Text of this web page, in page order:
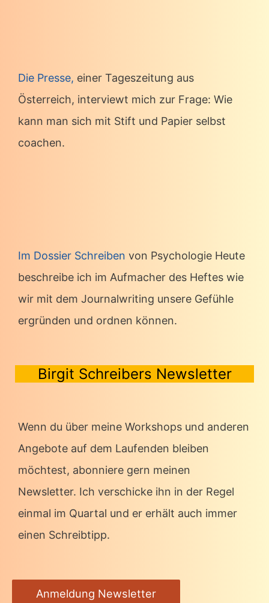
Die Presse, einer Tageszeitung aus
Österreich, interviewt mich zur Frage: Wie
kann man sich mit Stift und Papier selbst
coachen.
Im Dossier Schreiben von Psychologie Heute
beschreibe ich im Aufmacher des Heftes wie
wir mit dem Journalwriting unsere Gefühle
ergründen und ordnen können.
Birgit Schreibers Newsletter
Wenn du über meine Workshops und anderen
Angebote auf dem Laufenden bleiben
möchtest, abonniere gern meinen
Newsletter. Ich verschicke ihn in der Regel
einmal im Quartal und er erhält auch immer
einen Schreibtipp.
Anmeldung Newsletter